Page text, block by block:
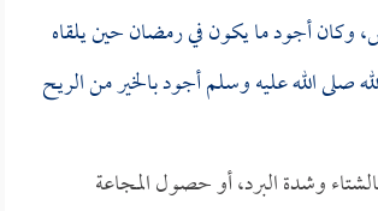
وكان أجود ما يكون في رمضان حين يلقاه
صلى الله عليه وسلم أجود بالخير من الريح
وشدة البرد، أو حصول المجاعة